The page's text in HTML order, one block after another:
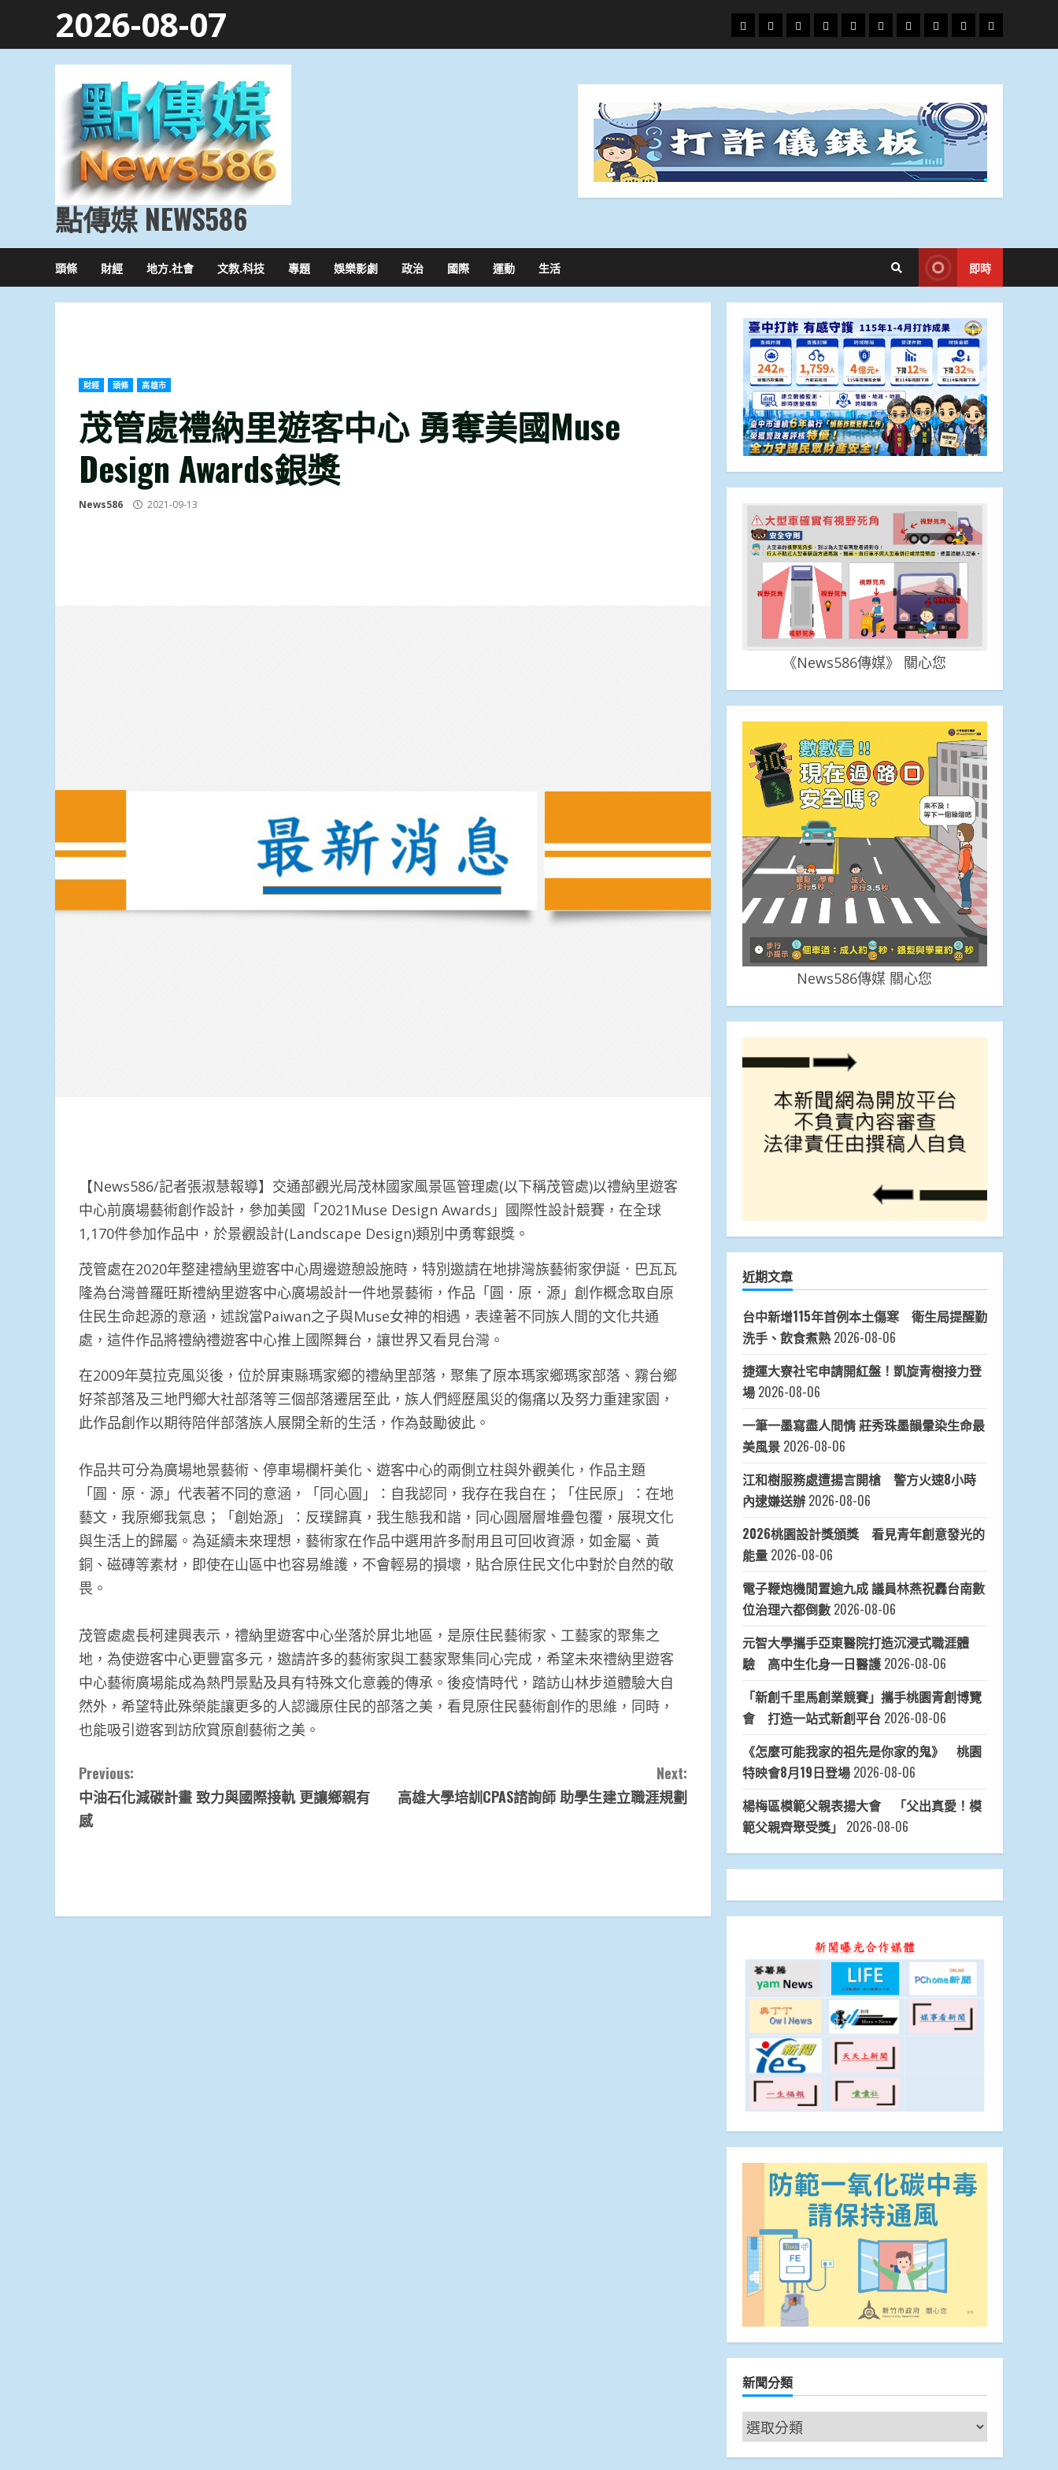
2026-08-07
頭
條
財
經
地
方.
文
教.
專
題
娛
樂
政
治
國
際
運
動
生
活
點傳媒 NEWS586
頭條 財經 地方.社會 文教.科技 專題 娛樂影劇 政治 國際 運動 生活 即時
財經 頭條 高雄市
茂管處禮納里遊客中心 勇奪美國Muse
Design Awards銀獎
News586 2021-09-13
【News586/記者張淑慧報導】交通部觀光局茂林國家風景區管理處(以下稱茂管處)以禮納里遊客
中心前廣場藝術創作設計，參加美國「2021Muse Design Awards」國際性設計競賽，在全球
1,170件參加作品中，於景觀設計(Landscape Design)類別中勇奪銀獎。
茂管處在2020年整建禮納里遊客中心周邊遊憩設施時，特別邀請在地排灣族藝術家伊誕．巴瓦瓦
隆為台灣普羅旺斯禮納里遊客中心廣場設計一件地景藝術，作品「圓．原．源」創作概念取自原
住民生命起源的意涵，述說當Paiwan之子與Muse女神的相遇，表達著不同族人間的文化共通
處，這件作品將禮納禮遊客中心推上國際舞台，讓世界又看見台灣。
在2009年莫拉克風災後，位於屏東縣瑪家鄉的禮納里部落，聚集了原本瑪家鄉瑪家部落、霧台鄉
好茶部落及三地門鄉大社部落等三個部落遷居至此，族人們經歷風災的傷痛以及努力重建家園，
此作品創作以期待陪伴部落族人展開全新的生活，作為鼓勵彼此。
作品共可分為廣場地景藝術、停車場欄杆美化、遊客中心的兩側立柱與外觀美化，作品主題
「圓．原．源」代表著不同的意涵，「同心圓」：自我認同，我存在我自在；「住民原」：在地
藝文，我原鄉我氣息；「創始源」：反璞歸真，我生態我和諧，同心圓層層堆疊包覆，展現文化
與生活上的歸屬。為延續未來理想，藝術家在作品中選用許多耐用且可回收資源，如金屬、黃
銅、磁磚等素材，即使在山區中也容易維護，不會輕易的損壞，貼合原住民文化中對於自然的敬
畏。
茂管處處長柯建興表示，禮納里遊客中心坐落於屏北地區，是原住民藝術家、工藝家的聚集之
地，為使遊客中心更豐富多元，邀請許多的藝術家與工藝家聚集同心完成，希望未來禮納里遊客
中心藝術廣場能成為熱門景點及具有特殊文化意義的傳承。後疫情時代，踏訪山林步道體驗大自
然外，希望特此殊榮能讓更多的人認識原住民的部落之美，看見原住民藝術創作的思維，同時，
也能吸引遊客到訪欣賞原創藝術之美。
Continue
Reading
Previous:
中油石化減碳計畫 致力與國際接軌 更讓鄉親有
感
Next:
高雄大學培訓CPAS諮詢師 助學生建立職涯規劃
《News586傳媒》 關心您
News586傳媒 關心您
近期文章
台中新增115年首例本土傷寒 衛生局提醒勤
洗手、飲食煮熟 2026-08-06
捷運大寮社宅申請開紅盤！凱旋青樹接力登
場 2026-08-06
一筆一墨寫盡人間情 莊秀珠墨韻暈染生命最
美風景 2026-08-06
江和樹服務處遭揚言開槍 警方火速8小時
內逮嫌送辦 2026-08-06
2026桃園設計獎頒獎 看見青年創意發光的
能量 2026-08-06
電子鞭炮機閒置逾九成 議員林燕祝轟台南數
位治理六都倒數 2026-08-06
元智大學攜手亞東醫院打造沉浸式職涯體
驗 高中生化身一日醫護 2026-08-06
「新創千里馬創業競賽」攜手桃園青創博覽
會 打造一站式新創平台 2026-08-06
《怎麼可能我家的祖先是你家的鬼》 桃園
特映會8月19日登場 2026-08-06
楊梅區模範父親表揚大會 「父出真愛！模
範父親齊聚受獎」 2026-08-06
新聞分類
新
聞